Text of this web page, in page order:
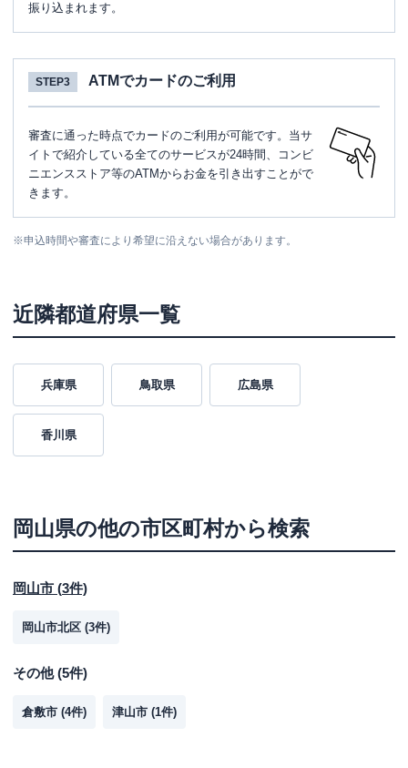
振り込まれます。
STEP3 ATMでカードのご利用
審査に通った時点でカードのご利用が可能です。当サ
イトで紹介している全てのサービスが24時間、コンビ
ニエンスストア等のATMからお金を引き出すことがで
きます。
※申込時間や審査により希望に沿えない場合があります。
近隣都道府県一覧
兵庫県 鳥取県 広島県
香川県
岡山県の他の市区町村から検索
岡山市 (3件)
岡山市北区 (3件)
その他(5件)
倉敷市 (4件) 津山市 (1件)